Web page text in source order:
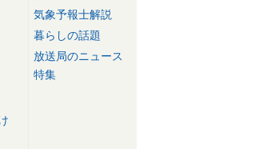
気象予報士解説
暮らしの話題
放送局のニュース
特集